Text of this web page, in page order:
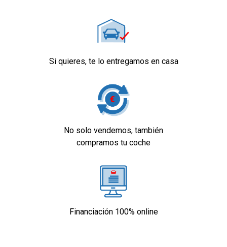
Si quieres, te lo entregamos en casa
No solo vendemos, también
compramos tu coche
Financiación 100% online